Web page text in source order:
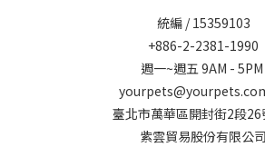
統編 / 15359103
+886-2-2381-1990
週一~週五 9AM - 5PM
臺北市萬華區開封街2段26
紫雲貿易股份有限公司